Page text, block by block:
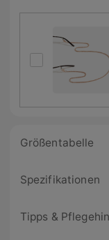
Größentabelle
Spezifikationen
Tipps &